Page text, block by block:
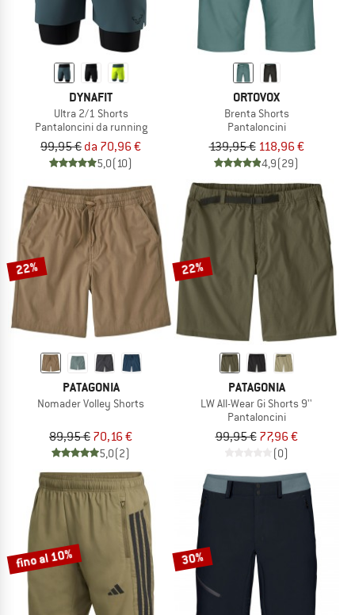
DYNAFIT
Ultra 2/1 Shorts
Pantaloncini da running
99,95 € da 70,96 €
5,0(10)
ORTOVOX
Brenta Shorts
Pantaloncini
139,95 € 118,96 €
4,9(29)
22%
PATAGONIA
Nomader Volley Shorts
89,95 € 70,16 €
5,0(2)
22%
PATAGONIA
LW All-Wear Gi Shorts 9''
Pantaloncini
99,95 € 77,96 €
(0)
fino al 10% 30%